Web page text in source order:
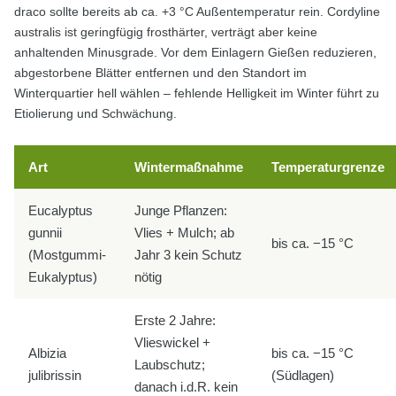
draco sollte bereits ab ca. +3 °C Außentemperatur rein. Cordyline
australis ist geringfügig frosthärter, verträgt aber keine
anhaltenden Minusgrade. Vor dem Einlagern Gießen reduzieren,
abgestorbene Blätter entfernen und den Standort im
Winterquartier hell wählen – fehlende Helligkeit im Winter führt zu
Etiolierung und Schwächung.
Art Wintermaßnahme Temperaturgrenze
Eucalyptus
gunnii
(Mostgummi-
Eukalyptus)
Junge Pflanzen:
Vlies + Mulch; ab
Jahr 3 kein Schutz
nötig
bis ca. −15 °C
Albizia
julibrissin
Erste 2 Jahre:
Vlieswickel +
Laubschutz;
danach i.d.R. kein
bis ca. −15 °C
(Südlagen)